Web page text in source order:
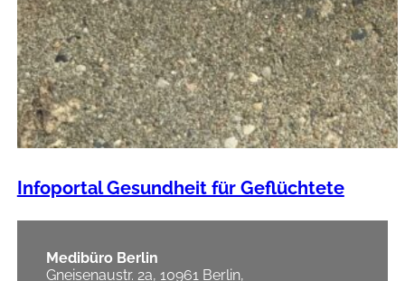
Infoportal Gesundheit für Geflüchtete
Medibüro Berlin
Gneisenaustr. 2a, 10961 Berlin,